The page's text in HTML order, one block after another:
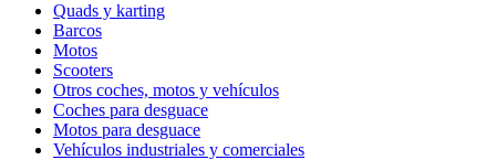
Quads y karting
Barcos
Motos
Scooters
Otros coches, motos y vehículos
Coches para desguace
Motos para desguace
Vehículos industriales y comerciales